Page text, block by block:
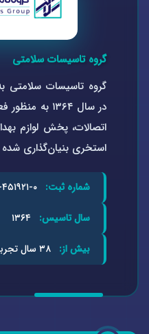
گروه تاسیسات سلامتی
در سال ۱۳۶۴
اتصالات، پخش لوازم
استخری بنیان‌گذاری
شماره ثبت:
سال تاسیس:
بیش از: